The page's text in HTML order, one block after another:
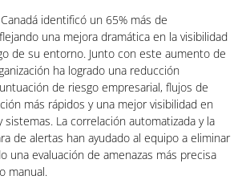
identificó un 65% más de
una mejora dramática en la visibilidad
de su entorno. Junto con este aumento de
ha logrado una reducción
de riesgo empresarial, flujos de
más rápidos y una mejor visibilidad en
sistemas. La correlación automatizada y la
de alertas han ayudado al equipo a eliminar
una evaluación de amenazas más precisa
manual.